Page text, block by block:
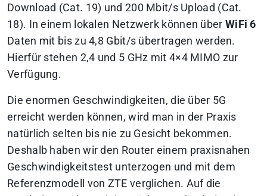
Download (Cat. 19) und 200 Mbit/s Upload (Cat.
18). In einem lokalen Netzwerk können über WiFi 6
Daten mit bis zu 4,8 Gbit/s übertragen werden.
Hierfür stehen 2,4 und 5 GHz mit 4×4 MIMO zur
Verfügung.
Die enormen Geschwindigkeiten, die über 5G
erreicht werden können, wird man in der Praxis
natürlich selten bis nie zu Gesicht bekommen.
Deshalb haben wir den Router einem praxisnahen
Geschwindigkeitstest unterzogen und mit dem
Referenzmodell von ZTE verglichen. Auf die